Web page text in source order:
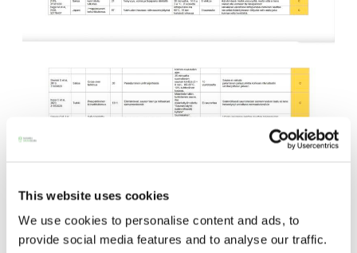
This website uses cookies
We use cookies to personalise content and ads, to
provide social media features and to analyse our traffic.
YHTEYSTIEDOT
Saunaseuran tarkoitus
Suomen Saunaseura vaalii perinteisiä, kohteliaita
saunakulttuuria ja pyrkii kehittämään suomalaista
saunaa ja edistämään sitä koskevaa tutkimusta.